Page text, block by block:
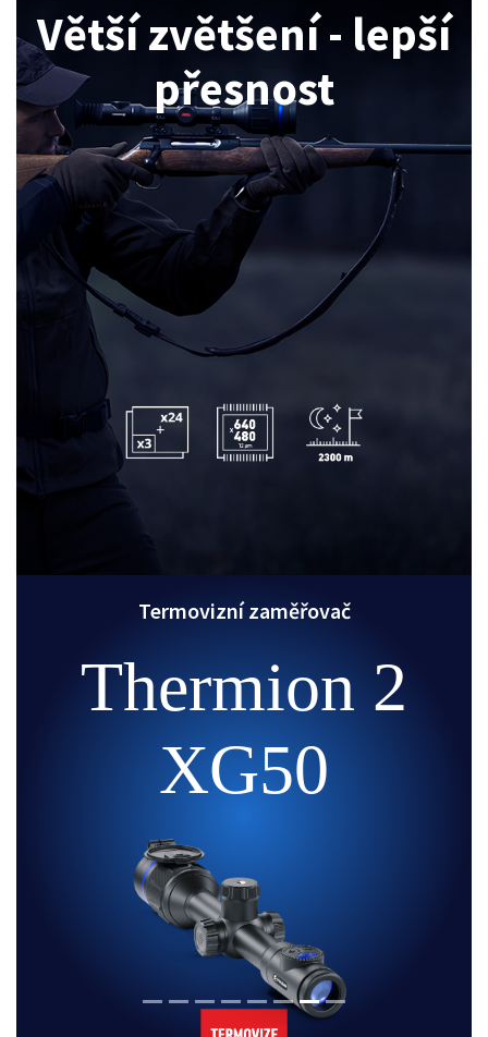
Větší zvětšení - lepší
přesnost
Termovizní zaměřovač
Thermion 2
XG50